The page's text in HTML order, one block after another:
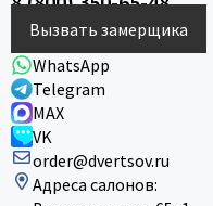
Вызвать замерщика
WhatsApp
Telegram
MAX
VK
order@dvertsov.ru
Адреса салонов: